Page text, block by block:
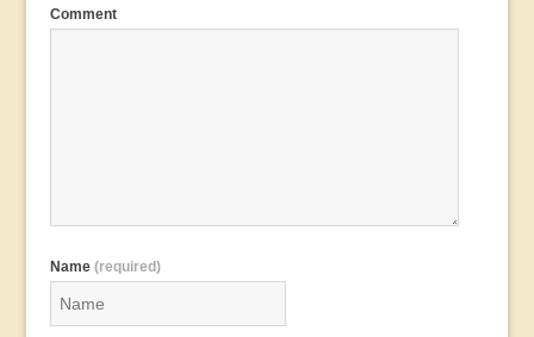
Comment
Name(required)